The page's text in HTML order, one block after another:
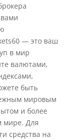
— это ваш
в мир
валютами,
быть
мировым
и более
мире. Для
средства на